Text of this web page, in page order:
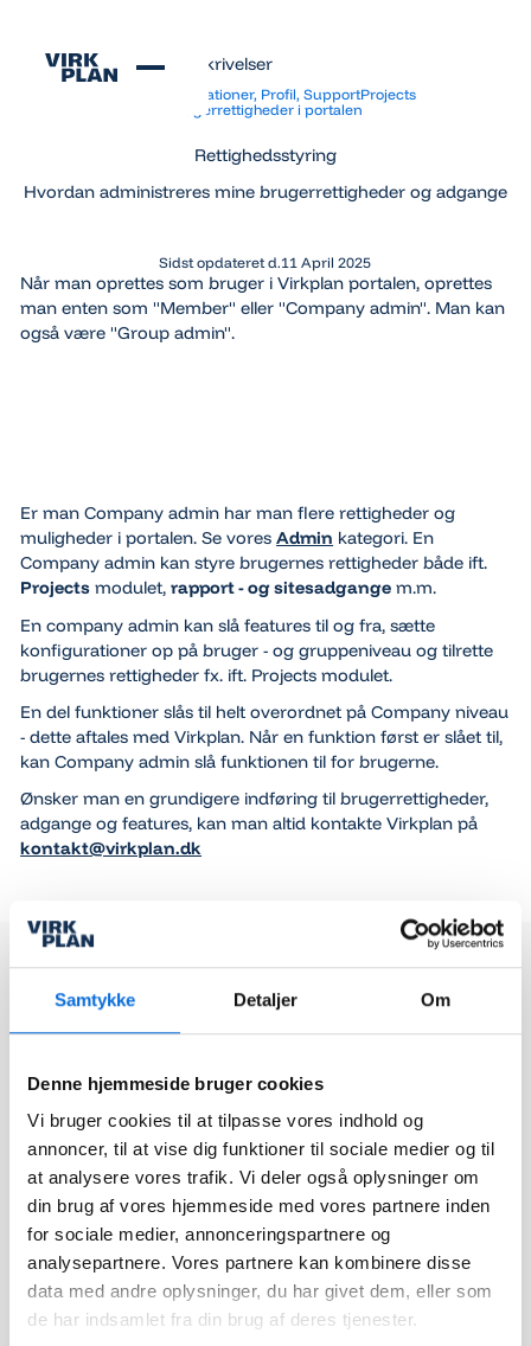
Samtykke Detaljer Om
Denne hjemmeside bruger cookies
Vi bruger cookies til at tilpasse vores indhold og
annoncer, til at vise dig funktioner til sociale medier og til
at analysere vores trafik. Vi deler også oplysninger om
din brug af vores hjemmeside med vores partnere inden
for sociale medier, annonceringspartnere og
analysepartnere. Vores partnere kan kombinere disse
data med andre oplysninger, du har givet dem, eller som
de har indsamlet fra din brug af deres tjenester.
Alle funktionsbeskrivelser
Alle funktionsbeskrivelser
Notifikationer, Profil, SupportProjects
Brugerrettigheder i portalen
Rettighedsstyring
Hvordan administreres mine brugerrettigheder og adgange
Sidst opdateret d.11 April 2025
Når man oprettes som bruger i Virkplan portalen, oprettes
man enten som "Member" eller "Company admin". Man kan
også være "Group admin".
Er man Company admin har man flere rettigheder og
muligheder i portalen. Se voresAdmin kategori. En
Company admin kan styre brugernes rettigheder både ift.
Projects modulet,rapport - og sitesadgange m.m.
En company admin kan slå features til og fra, sætte
konfigurationer op på bruger - og gruppeniveau og tilrette
brugernes rettigheder fx. ift. Projects modulet.
En del funktioner slås til helt overordnet på Company niveau
- dette aftales med Virkplan. Når en funktion først er slået til,
kan Company admin slå funktionen til for brugerne.
Ønsker man en grundigere indføring til brugerrettigheder,
adgange og features, kan man altid kontakte Virkplan på
kontakt@virkplan.dk
Footer
Virkplan tilbyder dig en
bred vifte af værktøjer
Sider
Forside
Løsninger